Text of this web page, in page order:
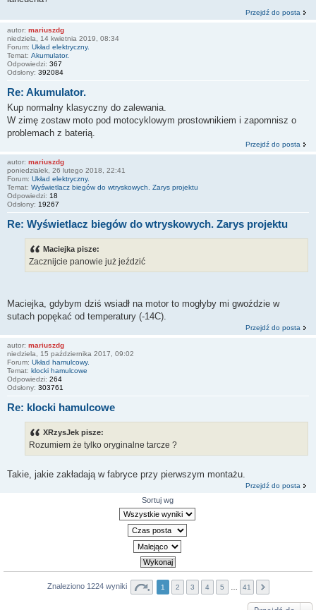
Przejdź do posta
autor: mariuszdg
niedziela, 14 kwietnia 2019, 08:34
Forum: Układ elektryczny.
Temat: Akumulator.
Odpowiedzi: 367
Odsłony: 392084
Re: Akumulator.
Kup normalny klasyczny do zalewania.
W zimę zostaw moto pod motocyklowym prostownikiem i zapomnisz o
problemach z baterią.
Przejdź do posta
autor: mariuszdg
poniedziałek, 26 lutego 2018, 22:41
Forum: Układ elektryczny.
Temat: Wyświetlacz biegów do wtryskowych. Zarys projektu
Odpowiedzi: 18
Odsłony: 19267
Re: Wyświetlacz biegów do wtryskowych. Zarys projektu
Maciejka pisze:
Zacznijcie panowie już jeździć
Maciejka, gdybym dziś wsiadł na motor to mogłyby mi gwoździe w
sutach popękać od temperatury (-14C).
Przejdź do posta
autor: mariuszdg
niedziela, 15 października 2017, 09:02
Forum: Układ hamulcowy.
Temat: klocki hamulcowe
Odpowiedzi: 264
Odsłony: 303761
Re: klocki hamulcowe
XRzysJek pisze:
Rozumiem że tylko oryginalne tarcze ?
Takie, jakie zakładają w fabryce przy pierwszym montażu.
Przejdź do posta
Sortuj wg
Znaleziono 1224 wyniki 1 2 3 4 5 41